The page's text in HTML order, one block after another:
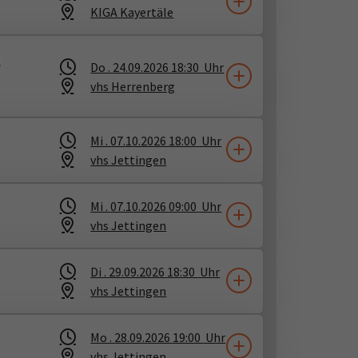
KIGA Kayertäle
Do . 24.09.2026 18:30 Uhr
vhs Herrenberg
Mi . 07.10.2026 18:00 Uhr
vhs Jettingen
Mi . 07.10.2026 09:00 Uhr
vhs Jettingen
Di . 29.09.2026 18:30 Uhr
vhs Jettingen
Mo . 28.09.2026 19:00 Uhr